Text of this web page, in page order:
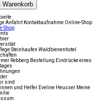
Warenkorb
Anfahrt Kontaktaufnahme Online-Shop
Shop
Steinhaufen Waldbienenhotel
Rebberg Bestellung Eindrücke eines
sind
und Helfer Eveline Heusser Meine